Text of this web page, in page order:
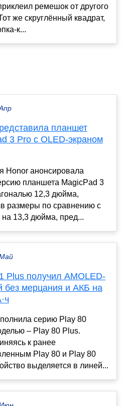
ремешок от другого
же скруглённый квадрат,
к...
планшет
3 Pro с OLED-экраном
Honor анонсировала
планшета MagicPad 3
12,3 дюйма,
размеры по сравнению с
13,3 дюйма, пред...
Plus получил AMOLED-
без мерцания и АКБ на
серию Play 80
– Play 80 Plus.
к ранее
Play 80 и Play 80
выделяется в линей...